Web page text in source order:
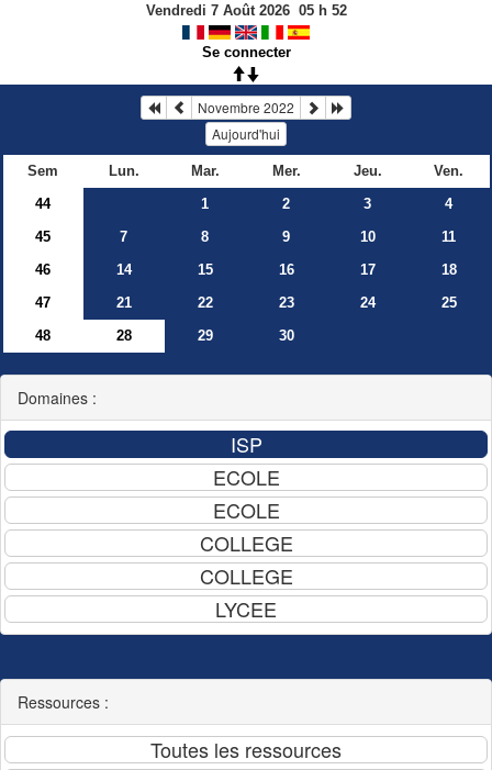
Vendredi 7 Août 2026 05h 52
Se connecter
Novembre 2022
Aujourd'hui
Sem Lun. Mar. Mer. Jeu.
Ven.
44
1 2 3
4
45
7 8 9 10
11
46
14 15 16 17
18
47
21 22 23 24
25
48
28 29 30
Domaines :
Ressources :